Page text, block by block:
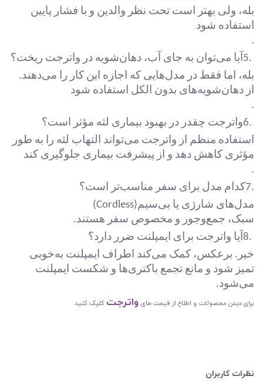
بله، ولی بهتر است تحت نظر والدین و با فشار پایین
استفاده شود
.
5.آیا می‌توان به جای آب، دهان‌شویه در واترجت ریخت؟
بله، اما فقط در مدل‌هایی که اجازه این کار را می‌دهند.
از دهان‌شویه‌های بدون الکل استفاده شود
.
6.واترجت چقدر در بهبود بیماری لثه مؤثر است؟
استفاده منظم از واترجت می‌تواند التهاب لثه را به طور
مؤثری کاهش دهد و از پیشرفت بیماری جلوگیری کند
.
7.کدام مدل برای سفر مناسب‌تر است؟
مدل‌های شارژی یا بی‌سیم(Cordless)
سبک، جمع‌وجور و مخصوص سفر هستند.
8.آیا واترجت برای ایمپلنت ضرر دارد؟
خیر. برعکس، کمک می‌کند اطراف ایمپلنت به‌خوبی
تمیز شود و مانع تجمع باکتری‌ها و شکست ایمپلنت
می‌شود.
برای دیدن محصولات و اطلاع از قیمت های واترجت کلیک کنید
نظرات کاربران